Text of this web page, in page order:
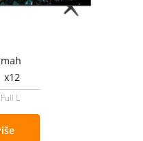
L